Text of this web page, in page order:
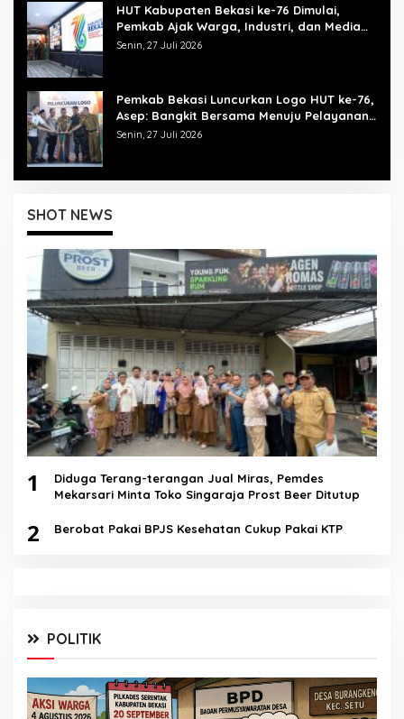
HUT Kabupaten Bekasi ke-76 Dimulai,
Pemkab Ajak Warga, Industri, dan Media
Kibarkan Semangat “Bangkit Bersama”
Senin, 27 Juli 2026
Pemkab Bekasi Luncurkan Logo HUT ke-76,
Asep: Bangkit Bersama Menuju Pelayanan
yang Lebih Baik
Senin, 27 Juli 2026
SHOT NEWS
1
Diduga Terang-terangan Jual Miras, Pemdes
Mekarsari Minta Toko Singaraja Prost Beer Ditutup
2 Berobat Pakai BPJS Kesehatan Cukup Pakai KTP
POLITIK